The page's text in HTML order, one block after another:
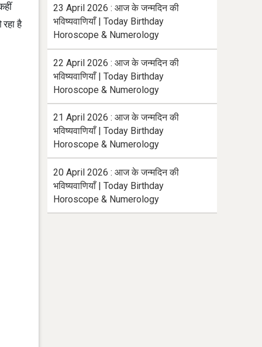
है
23 April 2026 : आज के जन्मदिन की
भविष्यवाणियाँ | Today Birthday
Horoscope & Numerology
22 April 2026 : आज के जन्मदिन की
भविष्यवाणियाँ | Today Birthday
Horoscope & Numerology
21 April 2026 : आज के जन्मदिन की
भविष्यवाणियाँ | Today Birthday
Horoscope & Numerology
20 April 2026 : आज के जन्मदिन की
भविष्यवाणियाँ | Today Birthday
Horoscope & Numerology